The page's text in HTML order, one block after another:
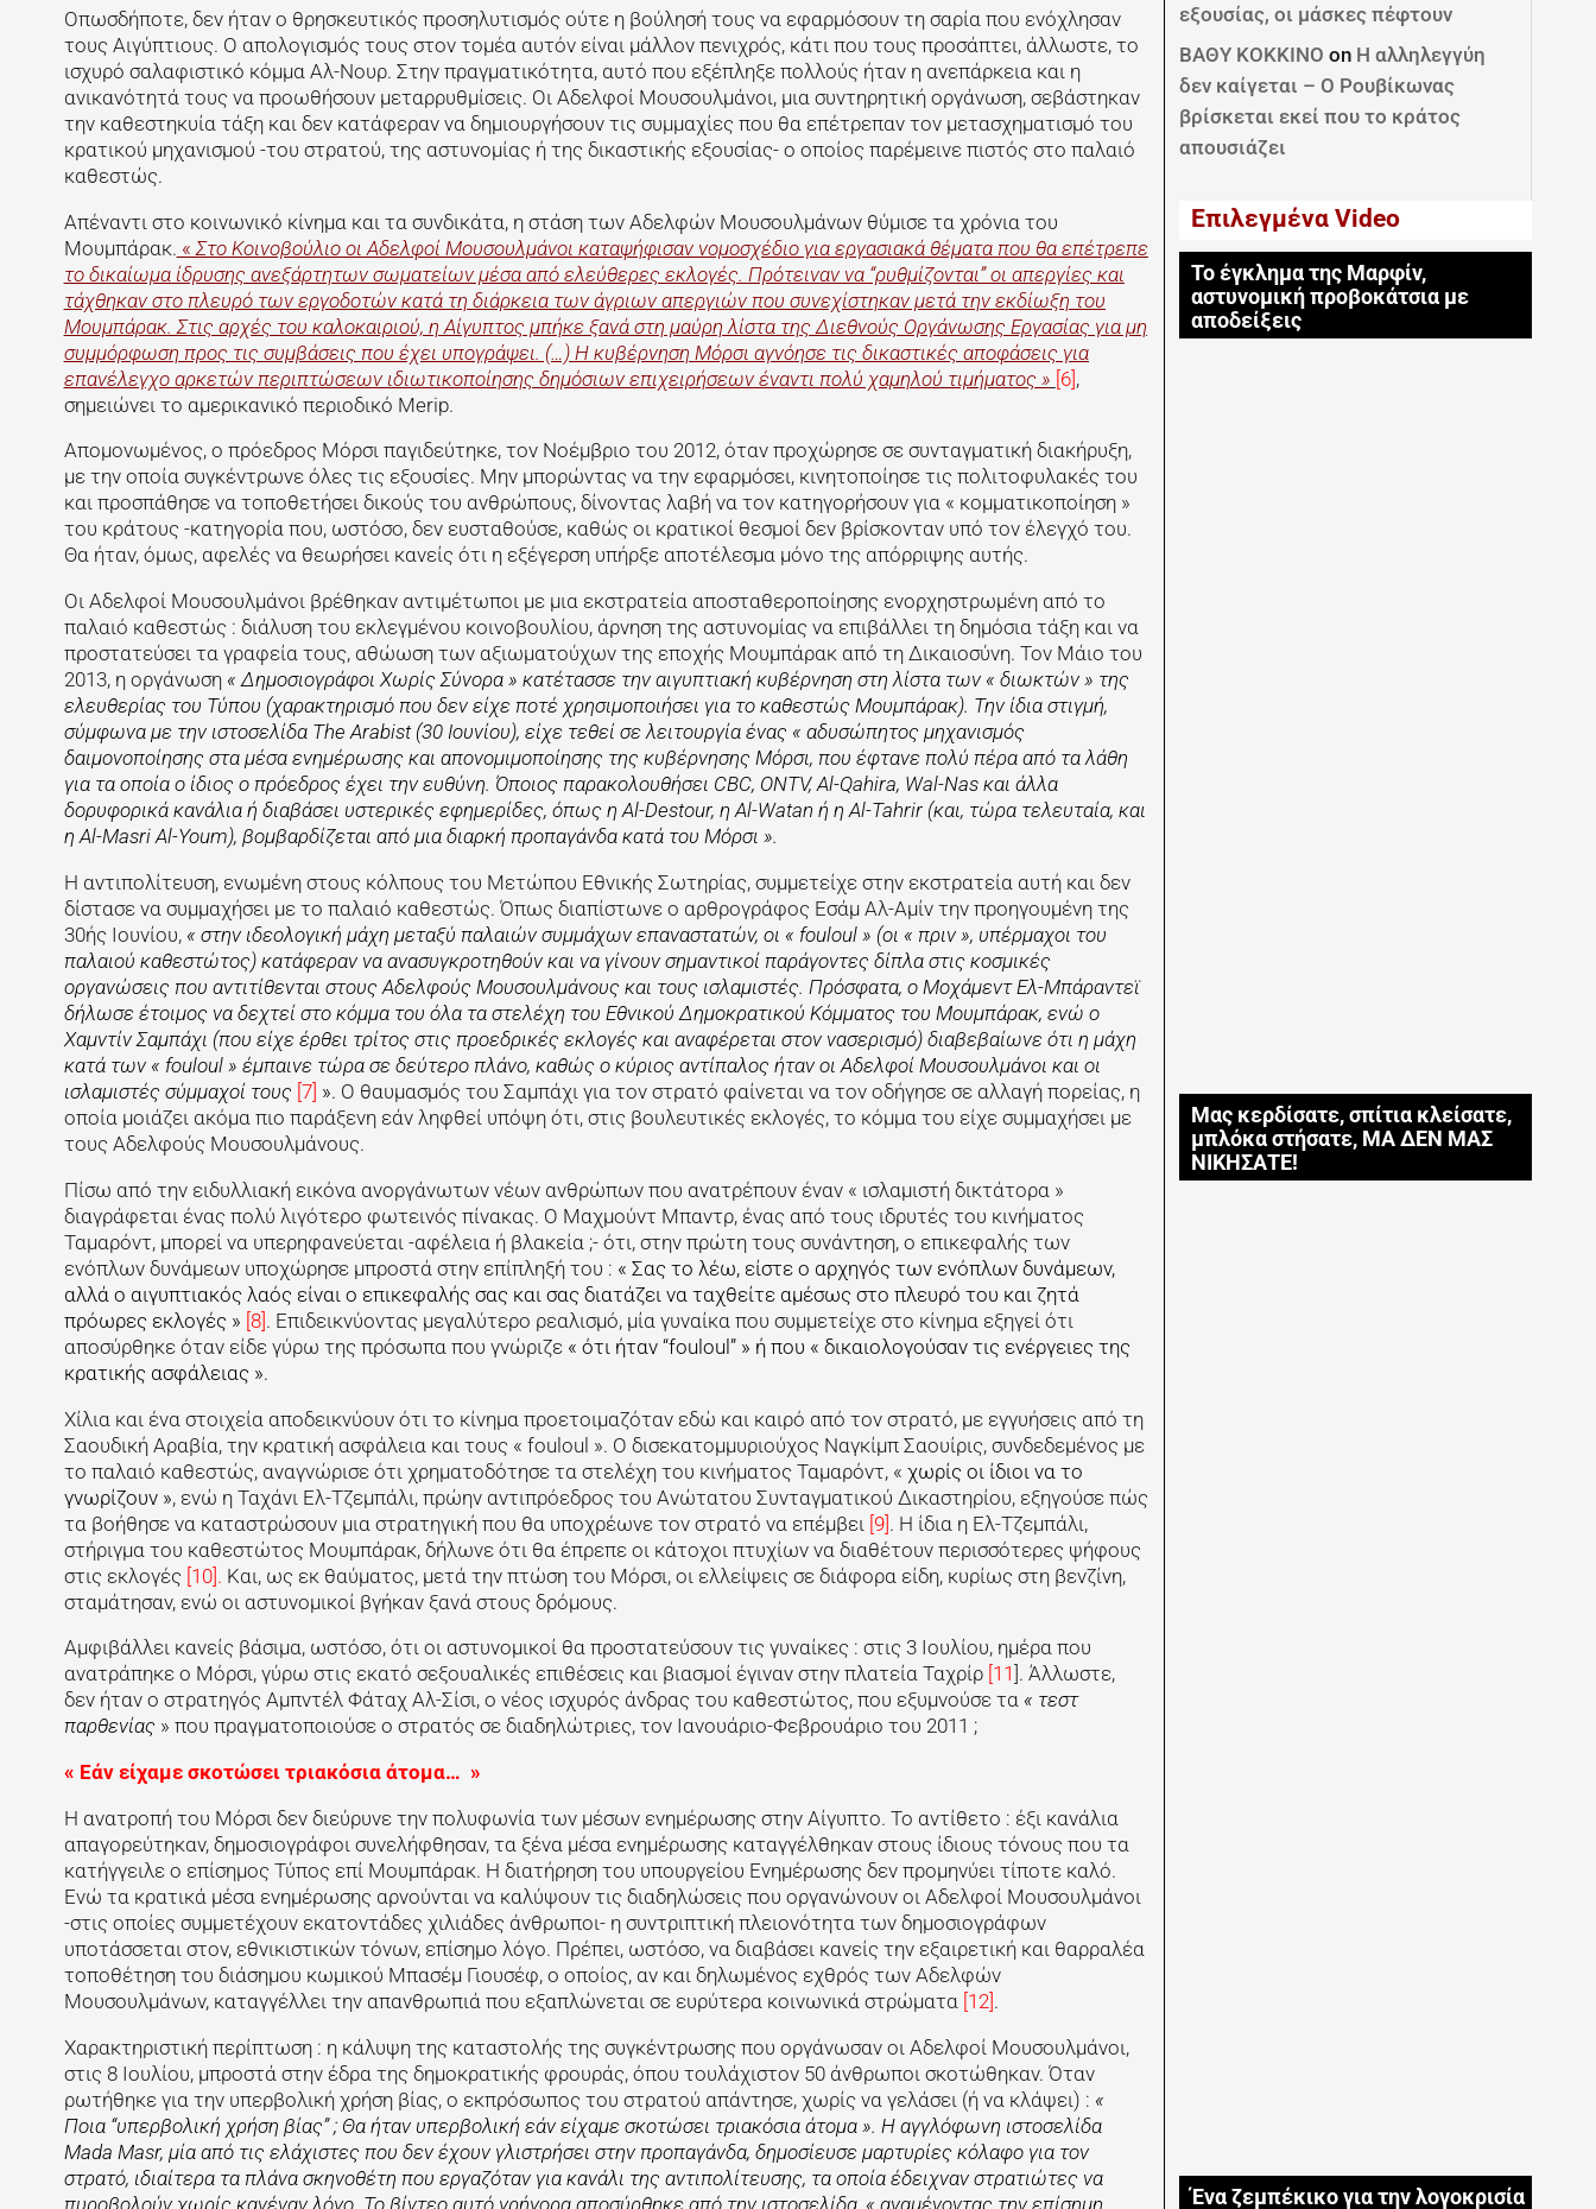
Οπωσδήποτε, δεν ήταν ο θρησκευτικός προσηλυτισμός ούτε η βούλησή τους να εφαρμόσουν τη σαρία που ενόχλησαν
τους Αιγύπτιους. Ο απολογισμός τους στον τομέα αυτόν είναι μάλλον πενιχρός, κάτι που τους προσάπτει, άλλωστε, το
ισχυρό σαλαφιστικό κόμμα Αλ-Νουρ. Στην πραγματικότητα, αυτό που εξέπληξε πολλούς ήταν η ανεπάρκεια και η
ανικανότητά τους να προωθήσουν μεταρρυθμίσεις. Οι Αδελφοί Μουσουλμάνοι, μια συντηρητική οργάνωση, σεβάστηκαν
την καθεστηκυία τάξη και δεν κατάφεραν να δημιουργήσουν τις συμμαχίες που θα επέτρεπαν τον μετασχηματισμό του
κρατικού μηχανισμού -του στρατού, της αστυνομίας ή της δικαστικής εξουσίας- ο οποίος παρέμεινε πιστός στο παλαιό
καθεστώς.
Απέναντι στο κοινωνικό κίνημα και τα συνδικάτα, η στάση των Αδελφών Μουσουλμάνων θύμισε τα χρόνια του
Μουμπάρακ. « Στο Κοινοβούλιο οι Αδελφοί Μουσουλμάνοι καταψήφισαν νομοσχέδιο για εργασιακά θέματα που θα επέτρεπε
το δικαίωμα ίδρυσης ανεξάρτητων σωματείων μέσα από ελεύθερες εκλογές. Πρότειναν να “ρυθμίζονται” οι απεργίες και
τάχθηκαν στο πλευρό των εργοδοτών κατά τη διάρκεια των άγριων απεργιών που συνεχίστηκαν μετά την εκδίωξη του
Μουμπάρακ. Στις αρχές του καλοκαιριού, η Αίγυπτος μπήκε ξανά στη μαύρη λίστα της Διεθνούς Οργάνωσης Εργασίας για μη
συμμόρφωση προς τις συμβάσεις που έχει υπογράψει. (…) Η κυβέρνηση Μόρσι αγνόησε τις δικαστικές αποφάσεις για
επανέλεγχο αρκετών περιπτώσεων ιδιωτικοποίησης δημόσιων επιχειρήσεων έναντι πολύ χαμηλού τιμήματος » [6],
σημειώνει το αμερικανικό περιοδικό Merip.
Απομονωμένος, ο πρόεδρος Μόρσι παγιδεύτηκε, τον Νοέμβριο του 2012, όταν προχώρησε σε συνταγματική διακήρυξη,
με την οποία συγκέντρωνε όλες τις εξουσίες. Μην μπορώντας να την εφαρμόσει, κινητοποίησε τις πολιτοφυλακές του
και προσπάθησε να τοποθετήσει δικούς του ανθρώπους, δίνοντας λαβή να τον κατηγορήσουν για « κομματικοποίηση »
του κράτους -κατηγορία που, ωστόσο, δεν ευσταθούσε, καθώς οι κρατικοί θεσμοί δεν βρίσκονταν υπό τον έλεγχό του.
Θα ήταν, όμως, αφελές να θεωρήσει κανείς ότι η εξέγερση υπήρξε αποτέλεσμα μόνο της απόρριψης αυτής.
Οι Αδελφοί Μουσουλμάνοι βρέθηκαν αντιμέτωποι με μια εκστρατεία αποσταθεροποίησης ενορχηστρωμένη από το
παλαιό καθεστώς : διάλυση του εκλεγμένου κοινοβουλίου, άρνηση της αστυνομίας να επιβάλλει τη δημόσια τάξη και να
προστατεύσει τα γραφεία τους, αθώωση των αξιωματούχων της εποχής Μουμπάρακ από τη Δικαιοσύνη. Τον Μάιο του
2013, η οργάνωση « Δημοσιογράφοι Χωρίς Σύνορα » κατέτασσε την αιγυπτιακή κυβέρνηση στη λίστα των « διωκτών » της
ελευθερίας του Τύπου (χαρακτηρισμό που δεν είχε ποτέ χρησιμοποιήσει για το καθεστώς Μουμπάρακ). Την ίδια στιγμή,
σύμφωνα με την ιστοσελίδα The Arabist (30 Ιουνίου), είχε τεθεί σε λειτουργία ένας « αδυσώπητος μηχανισμός
δαιμονοποίησης στα μέσα ενημέρωσης και απονομιμοποίησης της κυβέρνησης Μόρσι, που έφτανε πολύ πέρα από τα λάθη
για τα οποία ο ίδιος ο πρόεδρος έχει την ευθύνη. Όποιος παρακολουθήσει CBC, ONTV, Al-Qahira, Wal-Nas και άλλα
δορυφορικά κανάλια ή διαβάσει υστερικές εφημερίδες, όπως η Al-Destour, η Al-Watan ή η Al-Tahrir (και, τώρα τελευταία, και
η Al-Masri Al-Youm), βομβαρδίζεται από μια διαρκή προπαγάνδα κατά του Μόρσι ».
Η αντιπολίτευση, ενωμένη στους κόλπους του Μετώπου Εθνικής Σωτηρίας, συμμετείχε στην εκστρατεία αυτή και δεν
δίστασε να συμμαχήσει με το παλαιό καθεστώς. Όπως διαπίστωνε ο αρθρογράφος Εσάμ Αλ-Αμίν την προηγουμένη της
30ής Ιουνίου,« στην ιδεολογική μάχη μεταξύ παλαιών συμμάχων επαναστατών, οι « fouloul » (οι « πριν », υπέρμαχοι του
παλαιού καθεστώτος) κατάφεραν να ανασυγκροτηθούν και να γίνουν σημαντικοί παράγοντες δίπλα στις κοσμικές
οργανώσεις που αντιτίθενται στους Αδελφούς Μουσουλμάνους και τους ισλαμιστές. Πρόσφατα, ο Μοχάμεντ Ελ-Μπάραντεϊ
δήλωσε έτοιμος να δεχτεί στο κόμμα του όλα τα στελέχη του Εθνικού Δημοκρατικού Κόμματος του Μουμπάρακ, ενώ ο
Χαμντίν Σαμπάχι (που είχε έρθει τρίτος στις προεδρικές εκλογές και αναφέρεται στον νασερισμό) διαβεβαίωνε ότι η μάχη
κατά των « fouloul » έμπαινε τώρα σε δεύτερο πλάνο, καθώς ο κύριος αντίπαλος ήταν οι Αδελφοί Μουσουλμάνοι και οι
ισλαμιστές σύμμαχοί τους [7] ». Ο θαυμασμός του Σαμπάχι για τον στρατό φαίνεται να τον οδήγησε σε αλλαγή πορείας, η
οποία μοιάζει ακόμα πιο παράξενη εάν ληφθεί υπόψη ότι, στις βουλευτικές εκλογές, το κόμμα του είχε συμμαχήσει με
τους Αδελφούς Μουσουλμάνους.
Πίσω από την ειδυλλιακή εικόνα ανοργάνωτων νέων ανθρώπων που ανατρέπουν έναν « ισλαμιστή δικτάτορα »
διαγράφεται ένας πολύ λιγότερο φωτεινός πίνακας. Ο Μαχμούντ Μπαντρ, ένας από τους ιδρυτές του κινήματος
Ταμαρόντ, μπορεί να υπερηφανεύεται -αφέλεια ή βλακεία ;- ότι, στην πρώτη τους συνάντηση, ο επικεφαλής των
ενόπλων δυνάμεων υποχώρησε μπροστά στην επίπληξή του : « Σας το λέω, είστε ο αρχηγός των ενόπλων δυνάμεων,
αλλά ο αιγυπτιακός λαός είναι ο επικεφαλής σας και σας διατάζει να ταχθείτε αμέσως στο πλευρό του και ζητά
πρόωρες εκλογές » [8]. Επιδεικνύοντας μεγαλύτερο ρεαλισμό, μία γυναίκα που συμμετείχε στο κίνημα εξηγεί ότι
αποσύρθηκε όταν είδε γύρω της πρόσωπα που γνώριζε« ότι ήταν “fouloul” » ή που « δικαιολογούσαν τις ενέργειες της
κρατικής ασφάλειας ».
Χίλια και ένα στοιχεία αποδεικνύουν ότι το κίνημα προετοιμαζόταν εδώ και καιρό από τον στρατό, με εγγυήσεις από τη
Σαουδική Αραβία, την κρατική ασφάλεια και τους « fouloul ». Ο δισεκατομμυριούχος Ναγκίμπ Σαουίρις, συνδεδεμένος με
το παλαιό καθεστώς, αναγνώρισε ότι χρηματοδότησε τα στελέχη του κινήματος Ταμαρόντ, « χωρίς οι ίδιοι να το
γνωρίζουν », ενώ η Ταχάνι Ελ-Τζεμπάλι, πρώην αντιπρόεδρος του Ανώτατου Συνταγματικού Δικαστηρίου, εξηγούσε πώς
τα βοήθησε να καταστρώσουν μια στρατηγική που θα υποχρέωνε τον στρατό να επέμβει [9]. Η ίδια η Ελ-Τζεμπάλι,
στήριγμα του καθεστώτος Μουμπάρακ, δήλωνε ότι θα έπρεπε οι κάτοχοι πτυχίων να διαθέτουν περισσότερες ψήφους
στις εκλογές [10]. Και, ως εκ θαύματος, μετά την πτώση του Μόρσι, οι ελλείψεις σε διάφορα είδη, κυρίως στη βενζίνη,
σταμάτησαν, ενώ οι αστυνομικοί βγήκαν ξανά στους δρόμους.
Αμφιβάλλει κανείς βάσιμα, ωστόσο, ότι οι αστυνομικοί θα προστατεύσουν τις γυναίκες : στις 3 Ιουλίου, ημέρα που
ανατράπηκε ο Μόρσι, γύρω στις εκατό σεξουαλικές επιθέσεις και βιασμοί έγιναν στην πλατεία Ταχρίρ [11 ]. Άλλωστε,
δεν ήταν ο στρατηγός Αμπντέλ Φάταχ Αλ-Σίσι, ο νέος ισχυρός άνδρας του καθεστώτος, που εξυμνούσε τα « τεστ
παρθενίας » που πραγματοποιούσε ο στρατός σε διαδηλώτριες, τον Ιανουάριο-Φεβρουάριο του 2011 ;
« Εάν είχαμε σκοτώσει τριακόσια άτομα… »
Η ανατροπή του Μόρσι δεν διεύρυνε την πολυφωνία των μέσων ενημέρωσης στην Αίγυπτο. Το αντίθετο : έξι κανάλια
απαγορεύτηκαν, δημοσιογράφοι συνελήφθησαν, τα ξένα μέσα ενημέρωσης καταγγέλθηκαν στους ίδιους τόνους που τα
κατήγγειλε ο επίσημος Τύπος επί Μουμπάρακ. Η διατήρηση του υπουργείου Ενημέρωσης δεν προμηνύει τίποτε καλό.
Ενώ τα κρατικά μέσα ενημέρωσης αρνούνται να καλύψουν τις διαδηλώσεις που οργανώνουν οι Αδελφοί Μουσουλμάνοι
-στις οποίες συμμετέχουν εκατοντάδες χιλιάδες άνθρωποι- η συντριπτική πλειονότητα των δημοσιογράφων
υποτάσσεται στον, εθνικιστικών τόνων, επίσημο λόγο. Πρέπει, ωστόσο, να διαβάσει κανείς την εξαιρετική και θαρραλέα
τοποθέτηση του διάσημου κωμικού Μπασέμ Γιουσέφ, ο οποίος, αν και δηλωμένος εχθρός των Αδελφών
Μουσουλμάνων, καταγγέλλει την απανθρωπιά που εξαπλώνεται σε ευρύτερα κοινωνικά στρώματα[12] .
Χαρακτηριστική περίπτωση : η κάλυψη της καταστολής της συγκέντρωσης που οργάνωσαν οι Αδελφοί Μουσουλμάνοι,
στις 8 Ιουλίου, μπροστά στην έδρα της δημοκρατικής φρουράς, όπου τουλάχιστον 50 άνθρωποι σκοτώθηκαν. Όταν
ρωτήθηκε για την υπερβολική χρήση βίας, ο εκπρόσωπος του στρατού απάντησε, χωρίς να γελάσει (ή να κλάψει) : «
Ποια “υπερβολική χρήση βίας” ; Θα ήταν υπερβολική εάν είχαμε σκοτώσει τριακόσια άτομα ». Η αγγλόφωνη ιστοσελίδα
Mada Masr, μία από τις ελάχιστες που δεν έχουν γλιστρήσει στην προπαγάνδα, δημοσίευσε μαρτυρίες κόλαφο για τον
στρατό, ιδιαίτερα τα πλάνα σκηνοθέτη που εργαζόταν για κανάλι της αντιπολίτευσης, τα οποία έδειχναν στρατιώτες να
πυροβολούν χωρίς κανέναν λόγο. Το βίντεο αυτό γρήγορα αποσύρθηκε από την ιστοσελίδα, « αναμένοντας την επίσημη
εξουσίας, οι μάσκες πέφτουν
ΒΑΘΥ ΚΟΚΚΙΝΟ on Η αλληλεγγύη
δεν καίγεται – Ο Ρουβίκωνας
βρίσκεται εκεί που το κράτος
απουσιάζει
Επιλεγμένα Video
Το έγκλημα της Μαρφίν,
αστυνομική προβοκάτσια με
αποδείξεις
Μας κερδίσατε, σπίτια κλείσατε,
μπλόκα στήσατε, ΜΑ ΔΕΝ ΜΑΣ
ΝΙΚΗΣΑΤΕ!
Ένα ζεμπέκικο για την λογοκρισία